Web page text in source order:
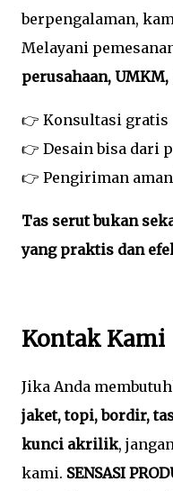
berpengalaman,
Melayani
perusahaan,
👉 Konsultasi gratis
👉 Desain bisa dari
👉 Pengiriman
Tas serut bukan
yang praktis dan
Kontak Kami
Jika Anda
jaket, topi, bordir,
kunci akrilik,
kami. SENSASI